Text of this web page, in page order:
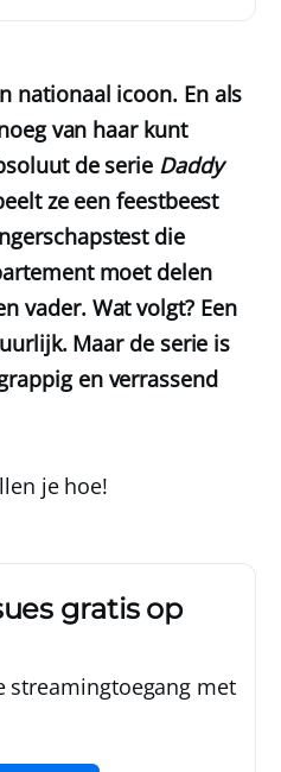
nationaal icoon. En als
van haar kunt
de serie Daddy
ze een feestbeest
die
moet delen
vader. Wat volgt? Een
Maar de serie is
en verrassend
je hoe!
gratis op
streamingtoegang met